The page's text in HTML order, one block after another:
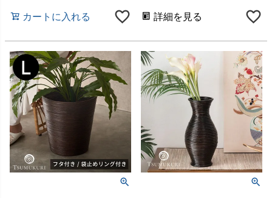
カートに入れる 詳細を見る